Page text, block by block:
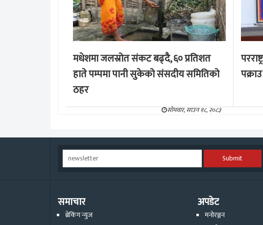
मधेशमा जलस्रोत संकट बढ्दै, ६० प्रतिशत
हाते पम्पमा पानी सुकेको संसदीय समितिको
ठहर
सोमवार, साउन १८, २०८३
पक्राउ
Submit
समाचार
ब्रेकिंग न्युज
अपडेट
मनोरञ्जन